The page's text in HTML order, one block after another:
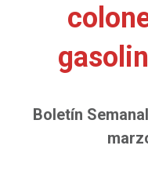
Boletín